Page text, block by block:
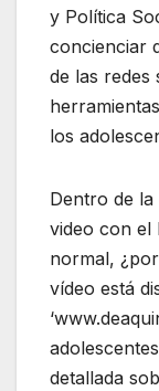
y Política
concienciar
de las
los
Dentro de
video con el
normal,
vídeo está
detallada